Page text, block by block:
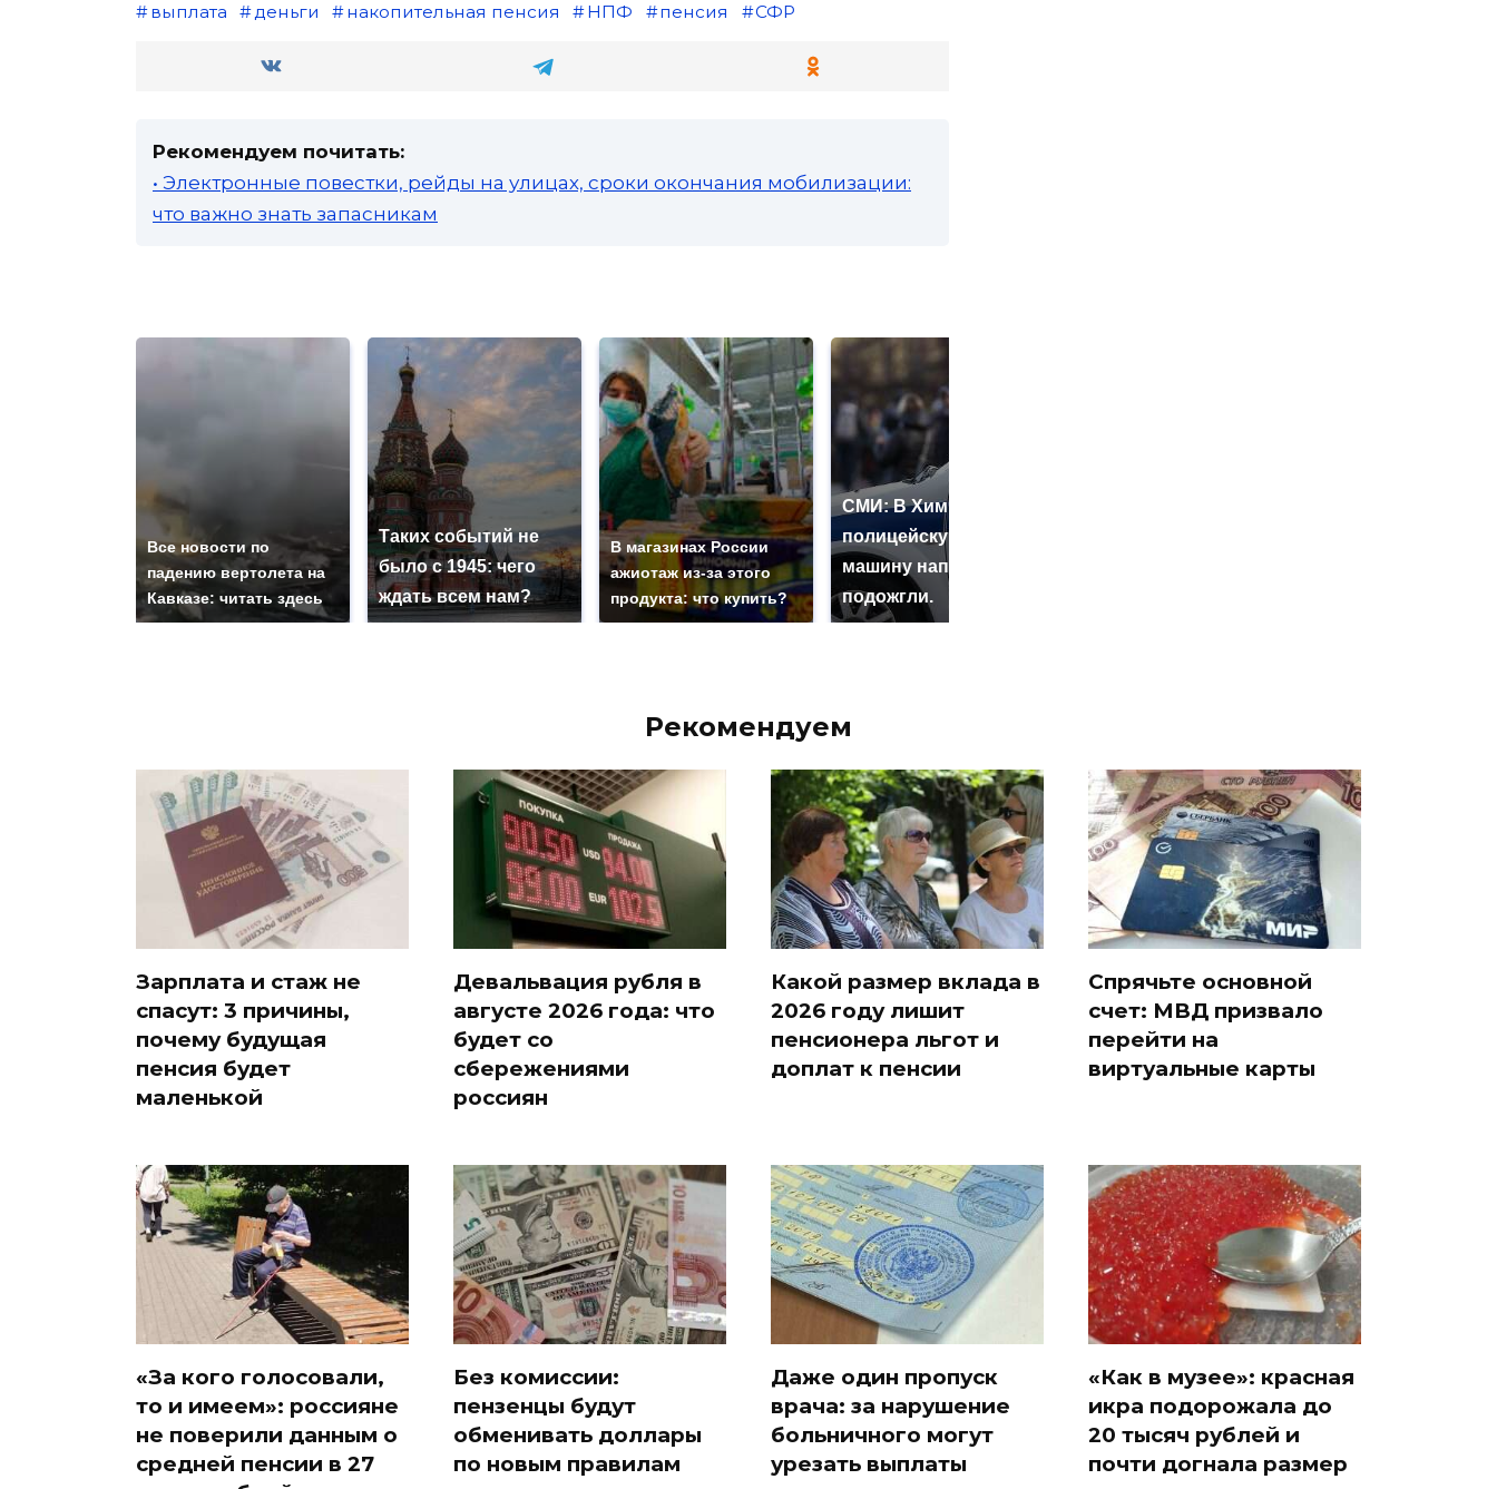
выплата деньги накопительная пенсия НПФ пенсия СФР
Рекомендуем почитать:
• Электронные повестки, рейды на улицах, сроки окончания мобилизации:
что важно знать запасникам
Все новости по
падению вертолета на
Кавказе: читать здесь
Таких событий не
было с 1945: чего
ждать всем нам?
В магазинах России
ажиотаж из-за этого
продукта: что купить?
СМИ: В Химках на
полицейскую
машину напали и
подожгли.
Рекомендуем
Зарплата и стаж не
спасут: 3 причины,
почему будущая
пенсия будет
маленькой
Девальвация рубля в
августе 2026 года: что
будет со
сбережениями
россиян
Какой размер вклада в
2026 году лишит
пенсионера льгот и
доплат к пенсии
Спрячьте основной
счет: МВД призвало
перейти на
виртуальные карты
«За кого голосовали,
то и имеем»: россияне
не поверили данным о
средней пенсии в 27
Без комиссии:
пензенцы будут
обменивать доллары
по новым правилам
Даже один пропуск
врача: за нарушение
больничного могут
урезать выплаты
«Как в музее»: красная
икра подорожала до
20 тысяч рублей и
почти догнала размер